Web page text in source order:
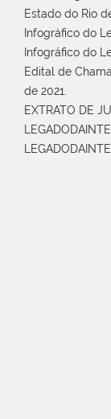
Estado do Rio
Infográfico do
Infográfico do
Edital de
de 2021.
EXTRATO DE